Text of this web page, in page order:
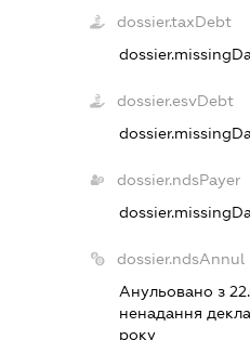
dossier.taxDebt
dossier.esvDebt
dossier.ndsPayer
dossier.ndsAnnul
Анульовано з
ненадання
року